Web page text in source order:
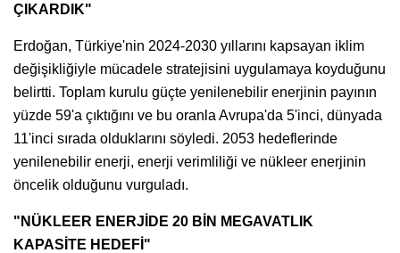
ÇIKARDIK"
Erdoğan, Türkiye'nin 2024-2030 yıllarını kapsayan iklim
değişikliğiyle mücadele stratejisini uygulamaya koyduğunu
belirtti. Toplam kurulu güçte yenilenebilir enerjinin payının
yüzde 59'a çıktığını ve bu oranla Avrupa'da 5'inci, dünyada
11'inci sırada olduklarını söyledi. 2053 hedeflerinde
yenilenebilir enerji, enerji verimliliği ve nükleer enerjinin
öncelik olduğunu vurguladı.
"NÜKLEER ENERJİDE 20 BİN MEGAVATLIK
KAPASİTE HEDEFİ"